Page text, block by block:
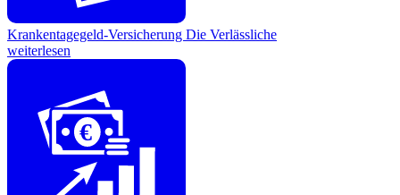
Krankentagegeld-Versicherung Die Verlässliche
weiterlesen
€